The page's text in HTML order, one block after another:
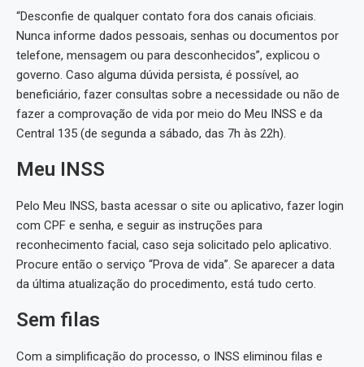
“Desconfie de qualquer contato fora dos canais oficiais.
Nunca informe dados pessoais, senhas ou documentos por
telefone, mensagem ou para desconhecidos”, explicou o
governo. Caso alguma dúvida persista, é possível, ao
beneficiário, fazer consultas sobre a necessidade ou não de
fazer a comprovação de vida por meio do Meu INSS e da
Central 135 (de segunda a sábado, das 7h às 22h).
Meu INSS
Pelo Meu INSS, basta acessar o site ou aplicativo, fazer login
com CPF e senha, e seguir as instruções para
reconhecimento facial, caso seja solicitado pelo aplicativo.
Procure então o serviço “Prova de vida”. Se aparecer a data
da última atualização do procedimento, está tudo certo.
Sem filas
Com a simplificação do processo, o INSS eliminou filas e